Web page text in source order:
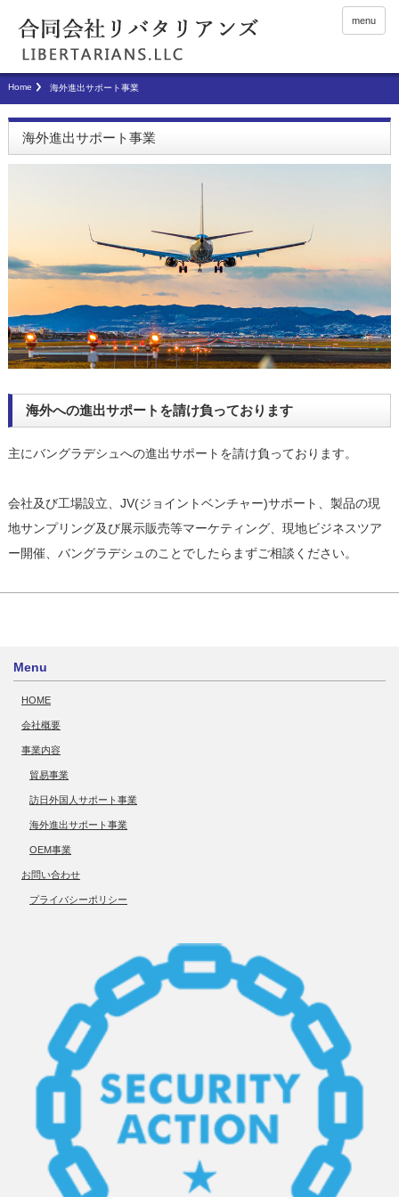
menu
Home 海外進出サポート事業
海外進出サポート事業
海外への進出サポートを請け負っております
主にバングラデシュへの進出サポートを請け負っております。
会社及び工場設立、JV(ジョイントベンチャー)サポート、製品の現
地サンプリング及び展示販売等マーケティング、現地ビジネスツア
ー開催、バングラデシュのことでしたらまずご相談ください。
Menu
HOME
会社概要
事業内容
貿易事業
訪日外国人サポート事業
海外進出サポート事業
OEM事業
お問い合わせ
プライバシーポリシー